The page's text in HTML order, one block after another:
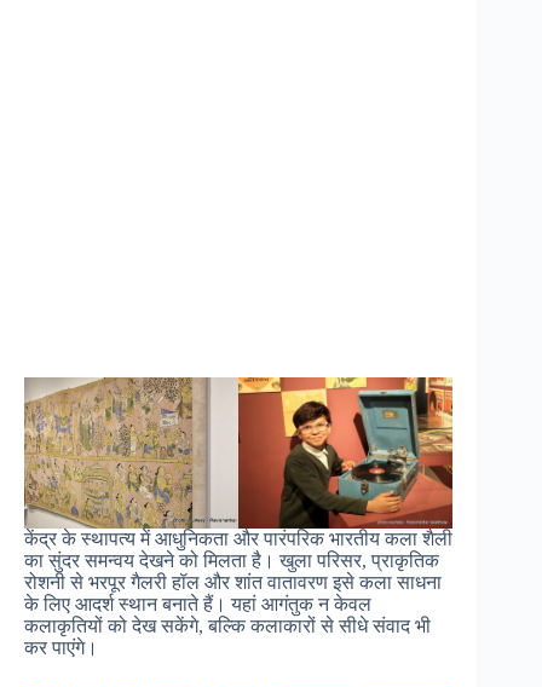
केंद्र के स्थापत्य में आधुनिकता और पारंपरिक भारतीय कला शैली
का सुंदर समन्वय देखने को मिलता है। खुला परिसर, प्राकृतिक
रोशनी से भरपूर गैलरी हॉल और शांत वातावरण इसे कला साधना
के लिए आदर्श स्थान बनाते हैं। यहां आगंतुक न केवल
कलाकृतियों को देख सकेंगे, बल्कि कलाकारों से सीधे संवाद भी
कर पाएंगे।